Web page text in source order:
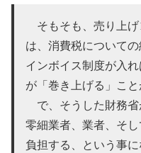
そもそも、売り上げ
は、消費税について
インボイス制度が入
が「巻き上げる」こと
で、そうした財務省
零細業者、業者、そ
負担する、という事